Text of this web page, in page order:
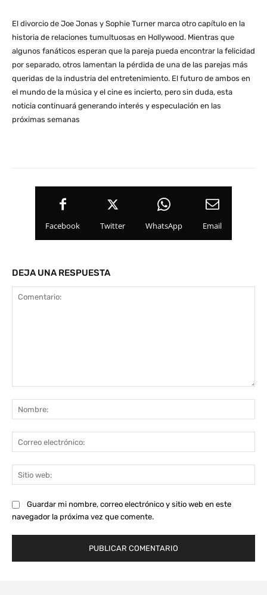
El divorcio de Joe Jonas y Sophie Turner marca otro capítulo en la
historia de relaciones tumultuosas en Hollywood. Mientras que
algunos fanáticos esperan que la pareja pueda encontrar la felicidad
por separado, otros lamentan la pérdida de una de las parejas más
queridas de la industria del entretenimiento. El futuro de ambos en
el mundo de la música y el cine es incierto, pero sin duda, esta
noticia continuará generando interés y especulación en las
próximas semanas
Facebook Twitter WhatsApp Email
DEJA UNA RESPUESTA
Guardar mi nombre, correo electrónico y sitio web en este
navegador la próxima vez que comente.